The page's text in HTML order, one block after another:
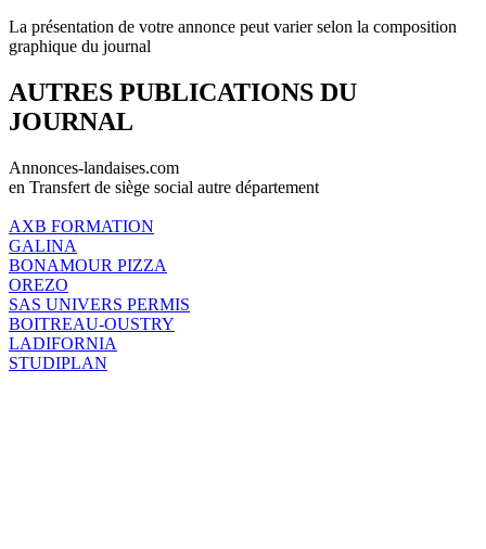
La présentation de votre annonce peut varier selon la composition
graphique du journal
AUTRES PUBLICATIONS DU
JOURNAL
Annonces-landaises.com
en Transfert de siège social autre département
AXB FORMATION
GALINA
BONAMOUR PIZZA
OREZO
SAS UNIVERS PERMIS
BOITREAU-OUSTRY
LADIFORNIA
STUDIPLAN